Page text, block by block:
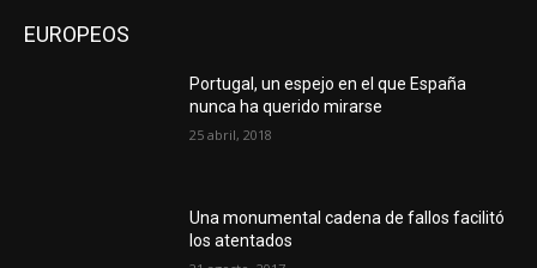
EUROPEOS
Portugal, un espejo en el que España
nunca ha querido mirarse
25 abril, 2018
Una monumental cadena de fallos facilitó
los atentados